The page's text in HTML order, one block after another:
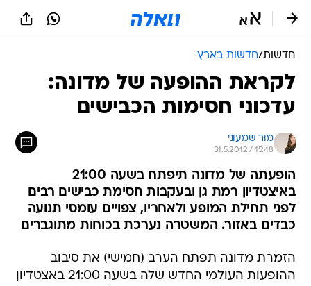
חדשות/חדשות בארץ
לקראת ההופעה של מדונה:
עדכוני חסימות הכבישים
מור שמעוני
31.5.2012 / 15:48
הופעתה של מדונה תיפתח בשעה 21:00
באיצטדיון רמת גן ובעקבות חסימת כבישים רבים
לפני תחילת המופע ולאחריו, צפויים עומסי תנועה
כבדים באזור. המשטרה נערכת בכוחות מתוגברים
הזמרת מדונה תפתח הערב (חמישי) את סיבוב
ההופעות העולמי החדש שלה בשעה 21:00 באצטדיון